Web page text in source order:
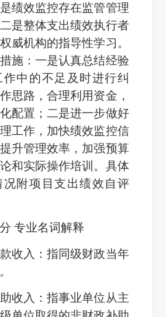
绩效监控存在监管管理
是整体支出绩效执行者
威机构的指导性学习。
施：一是认真总结经验
中的不足及时进行纠
思路，合理利用资金，
配置；二是进一步做好
工作，加快绩效监控信
升管理效率，加强预算
和实际操作培训。具体
况附项目支出绩效自评
专业名词解释
收入：指同级财政当年
助收入：指事业单位从主